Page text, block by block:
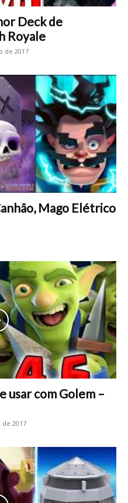
Deck de
Royale
de 2017
Mago Elétrico
usar com Golem –
2017